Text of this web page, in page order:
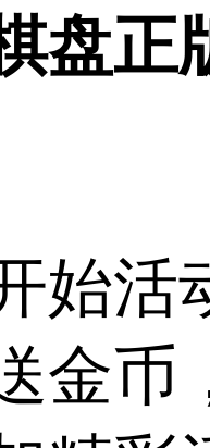
盘正
始活
金币